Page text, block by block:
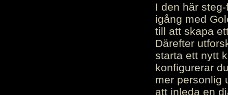
I den här
igång med
till att skapa
Därefter
starta ett nytt
konfigurerar
mer personlig
att inleda en